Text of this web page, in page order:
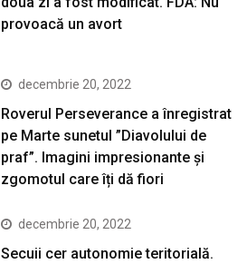
provoacă un avort
decembrie 20, 2022
Roverul Perseverance a înregistrat
pe Marte sunetul ”Diavolului de
praf”. Imagini impresionante și
zgomotul care îți dă fiori
decembrie 20, 2022
Secuii cer autonomie teritorială.